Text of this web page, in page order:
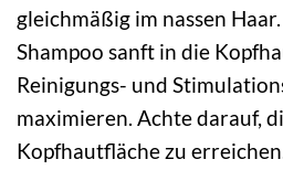
gleichmäßig im nassen
Shampoo sanft in die
Reinigungs- und
maximieren. Achte darauf,
Kopfhautfläche zu